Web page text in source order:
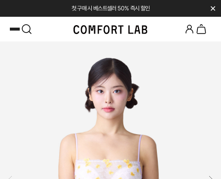
첫 구매 시 베스트셀러 50% 즉시 할인 ✕